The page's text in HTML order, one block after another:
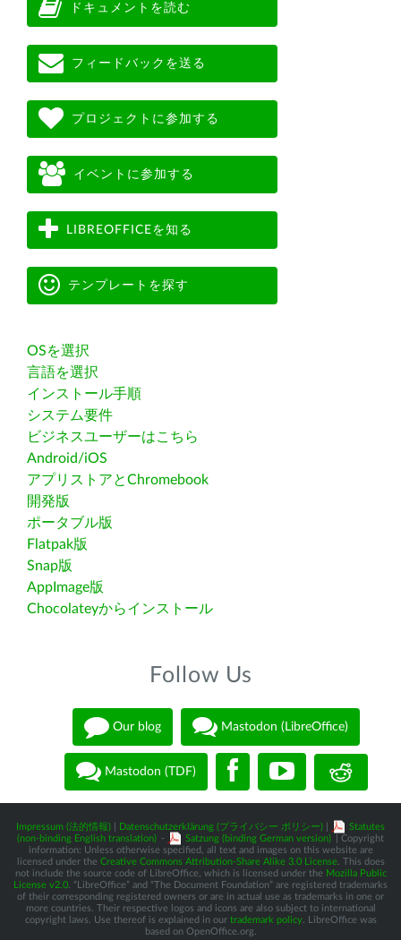
ドキュメントを読む
フィードバックを送る
プロジェクトに参加する
イベントに参加する
LIBREOFFICEを知る
テンプレートを探す
OSを選択
言語を選択
インストール手順
システム要件
ビジネスユーザーはこちら
Android/iOS
アプリストアとChromebook
開発版
ポータブル版
Flatpak版
Snap版
AppImage版
Chocolateyからインストール
Follow Us
Our blog Mastodon (LibreOffice)
Mastodon (TDF)
Impressum (法的情報) Datenschutzerklärung (プライバシー ポリシー)
Statutes
(non-binding English translation) - Satzung (binding German version)
| Copyright
information: Unless otherwise specified, all text and images on this website are
licensed under the Creative Commons Attribution-Share Alike 3.0 License. This does
not include the source code of LibreOffice, which is licensed under the Mozilla Public
License v2.0 . “LibreOffice” and “The Document Foundation” are registered trademarks
of their corresponding registered owners or are in actual use as trademarks in one or
more countries. Their respective logos and icons are also subject to international
copyright laws. Use thereof is explained in our trademark policy. LibreOffice was
based on OpenOffice.org.